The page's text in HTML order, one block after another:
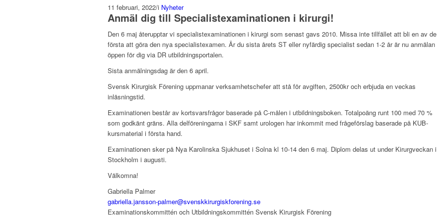
11 februari, 2022/i Nyheter
Anmäl dig till Specialistexaminationen i kirurgi!
Den 6 maj återupptar vi specialistexaminationen i kirurgi som senast gavs 2010. Missa inte tillfället att bli en av de
första att göra den nya specialistexamen. Är du sista årets ST eller nyfärdig specialist sedan 1-2 år är nu anmälan
öppen för dig via DR utbildningsportalen.
Sista anmälningsdag är den 6 april.
Svensk Kirurgisk Förening uppmanar verksamhetschefer att stå för avgiften, 2500kr och erbjuda en veckas
inläsningstid.
Examinationen består av kortsvarsfrågor baserade på C-målen i utbildningsboken. Totalpoäng runt 100 med 70 %
som godkänt gräns. Alla delföreningarna i SKF samt urologen har inkommit med frågeförslag baserade på KUB-
kursmaterial i första hand.
Examinationen sker på Nya Karolinska Sjukhuset i Solna kl 10-14 den 6 maj. Diplom delas ut under Kirurgveckan i
Stockholm i augusti.
Välkomna!
Gabriella Palmer
gabriella.jansson-palmer@svenskkirurgiskforening.se
Examinationskommittén och Utbildningskommittén Svensk Kirurgisk Förening